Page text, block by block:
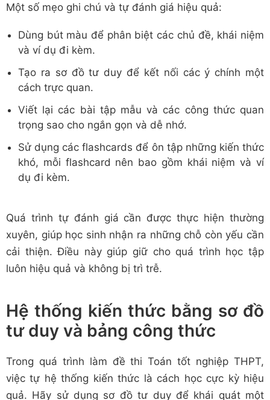
Một số mẹo ghi chú và tự đánh giá hiệu quả:
Dùng bút màu để phân biệt các chủ đề, khái niệm
và ví dụ đi kèm.
Tạo ra sơ đồ tư duy để kết nối các ý chính một
cách trực quan.
Viết lại các bài tập mẫu và các công thức quan
trọng sao cho ngắn gọn và dễ nhớ.
Sử dụng các flashcards để ôn tập những kiến thức
khó, mỗi flashcard nên bao gồm khái niệm và ví
dụ đi kèm.
Quá trình tự đánh giá cần được thực hiện thường
xuyên, giúp học sinh nhận ra những chỗ còn yếu cần
cải thiện. Điều này giúp giữ cho quá trình học tập
luôn hiệu quả và không bị trì trễ.
Hệ thống kiến thức bằng sơ đồ
tư duy và bảng công thức
Trong quá trình làm đề thi Toán tốt nghiệp THPT,
việc tự hệ thống kiến thức là cách học cực kỳ hiệu
quả. Hãy sử dụng sơ đồ tư duy để khái quát một